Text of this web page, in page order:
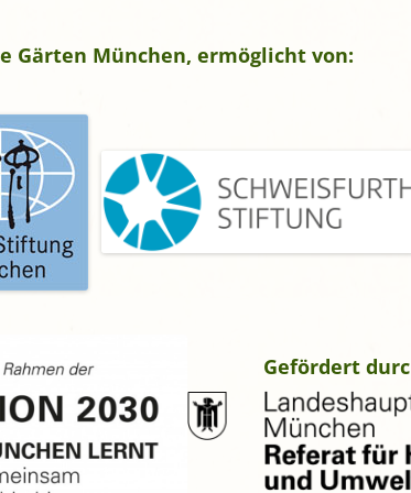
Gärten München, ermöglicht von:
Gefördert